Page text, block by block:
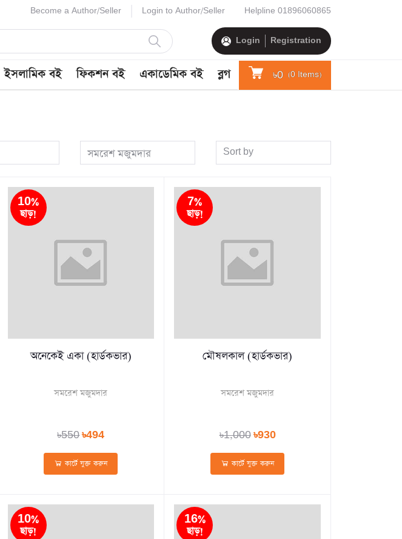
Become a Author/Seller Login to Author/Seller Helpline 01896060865
Login Registration
ইসলামিক বই ফিকশন বই একাডেমিক বই ব্লগ ৳0 (0 Items)
সমরেশ মজুমদার Sort by
10%
ছাড়!
অনেকেই একা (হার্ডকভার)
সমরেশ মজুমদার
৳550৳494
কার্টে যুক্ত করুন
7%
ছাড়!
মৌষলকাল (হার্ডকভার)
সমরেশ মজুমদার
৳1,000৳930
কার্টে যুক্ত করুন
10%
ছাড়!
16%
ছাড়!